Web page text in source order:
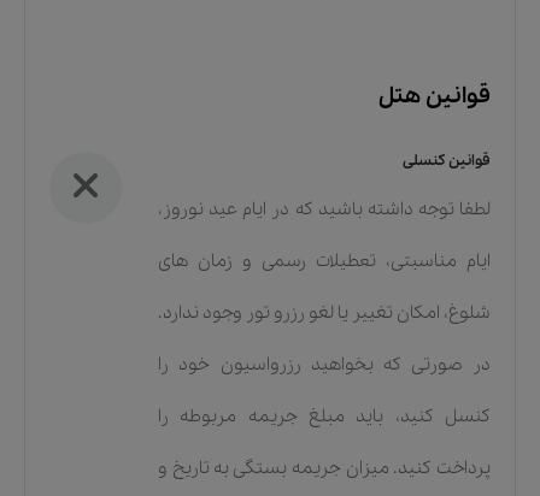
قوانین هتل
قوانین کنسلی
لطفا توجه داشته باشید که در ایام عید نوروز،
ایام مناسبتی، تعطیلات رسمی و زمان های
شلوغ، امکان تغییر یا لغو رزرو تور وجود ندارد.
در صورتی که بخواهید رزرواسیون خود را
کنسل کنید، باید مبلغ جریمه مربوطه را
پرداخت کنید. میزان جریمه بستگی به تاریخ و